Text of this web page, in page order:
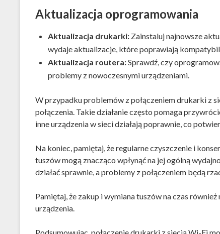
Aktualizacja oprogramowania
Aktualizacja drukarki:Zainstaluj najnowsze
wydaje aktualizacje, które poprawiają
Aktualizacja routera:Sprawdź, czy
problemy z nowoczesnymi urządzeniami.
W przypadku problemów z połączeniem drukarki z
połączenia. Takie działanie często pomaga
inne urządzenia w sieci działają poprawnie, co
Na koniec, pamiętaj, że regularne czyszczenie i
tuszów mogą znacząco wpłynąć na jej ogólną
działać sprawnie, a problemy z połączeniem będą
Pamiętaj, że zakup i wymiana tuszów na czas
urządzenia.